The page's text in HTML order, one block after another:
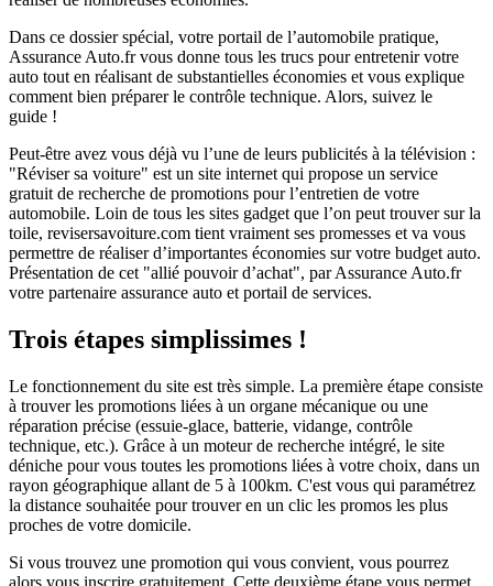
Dans ce dossier spécial, votre portail de l’automobile pratique,
Assurance Auto.fr vous donne tous les trucs pour entretenir votre
auto tout en réalisant de substantielles économies et vous explique
comment bien préparer le contrôle technique. Alors, suivez le
guide !
Peut-être avez vous déjà vu l’une de leurs publicités à la télévision :
"Réviser sa voiture" est un site internet qui propose un service
gratuit de recherche de promotions pour l’entretien de votre
automobile. Loin de tous les sites gadget que l’on peut trouver sur la
toile, revisersavoiture.com tient vraiment ses promesses et va vous
permettre de réaliser d’importantes économies sur votre budget auto.
Présentation de cet "allié pouvoir d’achat", par Assurance Auto.fr
votre partenaire assurance auto et portail de services.
Trois étapes simplissimes !
Le fonctionnement du site est très simple. La première étape consiste
à trouver les promotions liées à un organe mécanique ou une
réparation précise (essuie-glace, batterie, vidange, contrôle
technique, etc.). Grâce à un moteur de recherche intégré, le site
déniche pour vous toutes les promotions liées à votre choix, dans un
rayon géographique allant de 5 à 100km. C'est vous qui paramétrez
la distance souhaitée pour trouver en un clic les promos les plus
proches de votre domicile.
Si vous trouvez une promotion qui vous convient, vous pourrez
alors vous inscrire gratuitement. Cette deuxième étape vous permet